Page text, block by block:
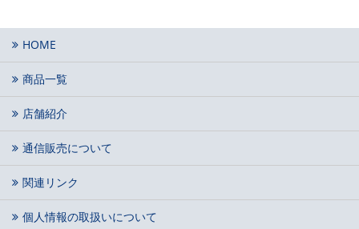
HOME
商品一覧
店舗紹介
通信販売について
関連リンク
個人情報の取扱いについて